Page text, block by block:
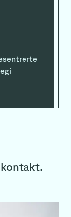
kontakt.